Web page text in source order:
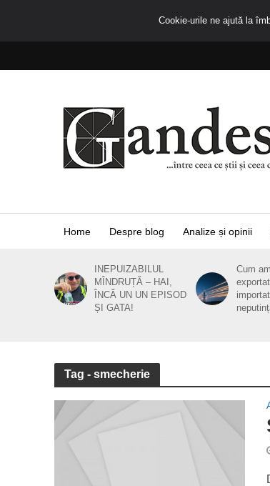
Home Despre blog Analize și opinii
INEPUIZABILUL
MÎNDRUȚĂ – HAI,
ÎNCĂ UN UN EPISOD
ȘI GATA!
Cum
Tag - smecherie
Cookie-urile ne ajută la